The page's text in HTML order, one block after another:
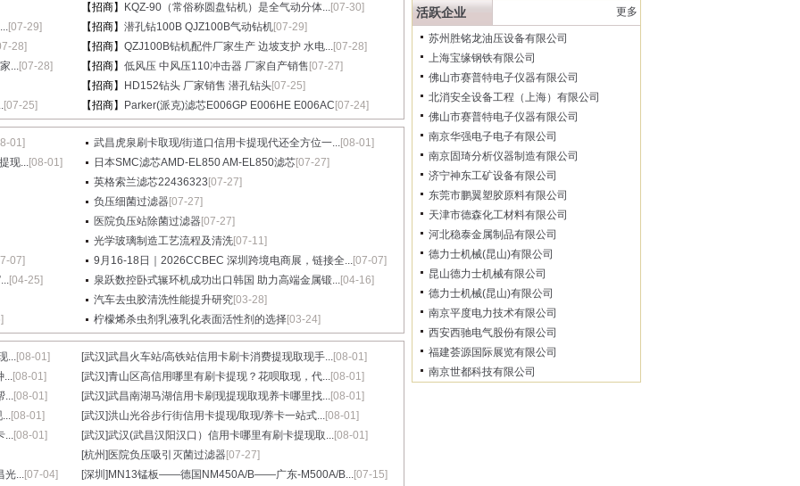
【招商】
KQZ-90（常俗称圆盘钻机）是全气动分体...[07-30]
[07-29] 【招商】 潜孔钻100B QJZ100B气动钻机[07-29]
28]
【招商】 QZJ100B钻机配件厂家生产 边坡支护 水电...[07-28]
...[07-28] 【招商】 低风压 中风压110冲击器 厂家自产销售 [07-27]
【招商】
HD152钻头 厂家销售 潜孔钻头[07-25]
[07-25] 【招商】 Parker(派克)滤芯E006GP E006HE E006AC [07-24]
01] 武昌虎泉刷卡取现/街道口信用卡提现代还全方位一...[08-01]
现...[08-01] 日本SMC滤芯AMD-EL850 AM-EL850滤芯[07-27]
英格索兰滤芯22436323 [07-27]
负压细菌过滤器[07-27]
医院负压站除菌过滤器[07-27]
光学玻璃制造工艺流程及清洗[07-11]
07]
9月16-18日｜2026CCBEC 深圳跨境电商展，链接全...[07-07]
[04-25] 泉跃数控卧式辗环机成功出口韩国 助力高端金属锻...[04-16]
汽车去虫胶清洗性能提升研究[03-28]
柠檬烯杀虫剂乳液乳化表面活性剂的选择[03-24]
...[08-01] [武汉]武昌火车站/高铁站信用卡刷卡消费提现取现手...[08-01]
...[08-01] [武汉]青山区高信用哪里有刷卡提现？花呗取现，代...[08-01]
...[08-01] [武汉]武昌南湖马湖信用卡刷现提现取现养卡哪里找...[08-01]
...[08-01] [武汉]洪山光谷步行街信用卡提现/取现/养卡一站式...[08-01]
...[08-01] [武汉]武汉(武昌汉阳汉口）信用卡哪里有刷卡提现取...[08-01]
[杭州] 医院负压吸引灭菌过滤器[07-27]
光...[07-04] [深圳] MN13锰板——德国NM450A/B——广东-M500A/B...[07-15]
活跃企业 更多
苏州胜铭龙油压设备有限公司
上海宝缘钢铁有限公司
佛山市赛普特电子仪器有限公司
北消安全设备工程（上海）有限公司
佛山市赛普特电子仪器有限公司
南京华强电子电子有限公司
南京固琦分析仪器制造有限公司
济宁神东工矿设备有限公司
东莞市鹏翼塑胶原料有限公司
天津市德森化工材料有限公司
河北稳泰金属制品有限公司
德力士机械(昆山)有限公司
昆山德力士机械有限公司
德力士机械(昆山)有限公司
南京平度电力技术有限公司
西安西驰电气股份有限公司
福建荟源国际展览有限公司
南京世都科技有限公司